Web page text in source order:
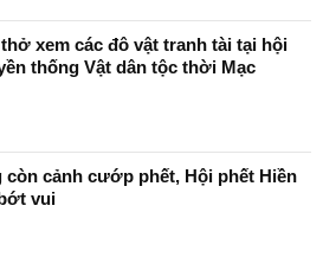
xem các đô vật tranh tài tại hội
thống Vật dân tộc thời Mạc
còn cảnh cướp phết, Hội phết Hiền
vui